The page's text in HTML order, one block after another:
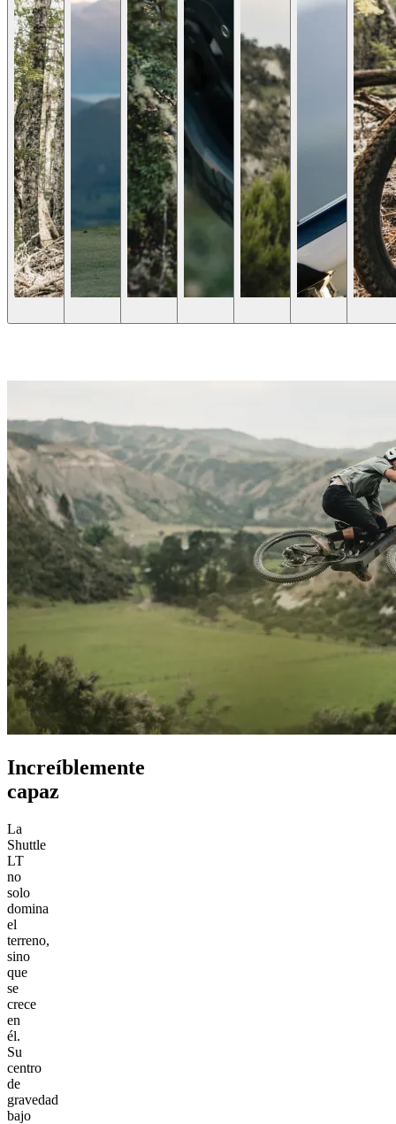
Increíblemente
capaz
La
Shuttle
LT
no
solo
domina
el
terreno,
sino
que
se
crece
en
él.
Su
centro
de
gravedad
bajo